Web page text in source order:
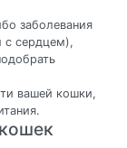
заболевания
с сердцем),
вашей кошки,